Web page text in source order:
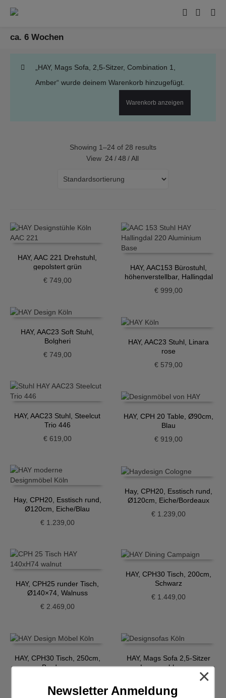
ca. 6 Wochen
„HAY, Mags Sofa, 2,5-Sitzer, Combination 1,
Amber“ wurde deinem Warenkorb hinzugefügt.
Warenkorb anzeigen
Showing 1–24 of 28 results
View 24 / 48 / All
HAY, AAC 221 Drehstuhl,
gepolstert grün
€749,00
HAY, AAC153 Bürostuhl,
höhenverstellbar, Hallingdal
€ 999,00
HAY, AAC23 Soft Stuhl,
Bolgheri
€749,00
HAY, AAC23 Stuhl, Linara
rose
€ 579,00
HAY, AAC23 Stuhl, Steelcut
Trio 446
€619,00
HAY, CPH 20 Table, Ø90cm,
Blau
€ 919,00
Hay, CPH20, Esstisch rund,
Ø120cm, Eiche/Blau
€1.239,00
Hay, CPH20, Esstisch rund,
Ø120cm, Eiche/Bordeaux
€ 1.239,00
HAY, CPH25 runder Tisch,
Ø140×74, Walnuss
€2.469,00
HAY, CPH30 Tisch, 200cm,
Schwarz
€ 1.449,00
HAY, CPH30 Tisch, 250cm,
Bordeaux
HAY, Mags Sofa 2,5-Sitzer
Lounge, blaugrau
Newsletter Anmeldung
×